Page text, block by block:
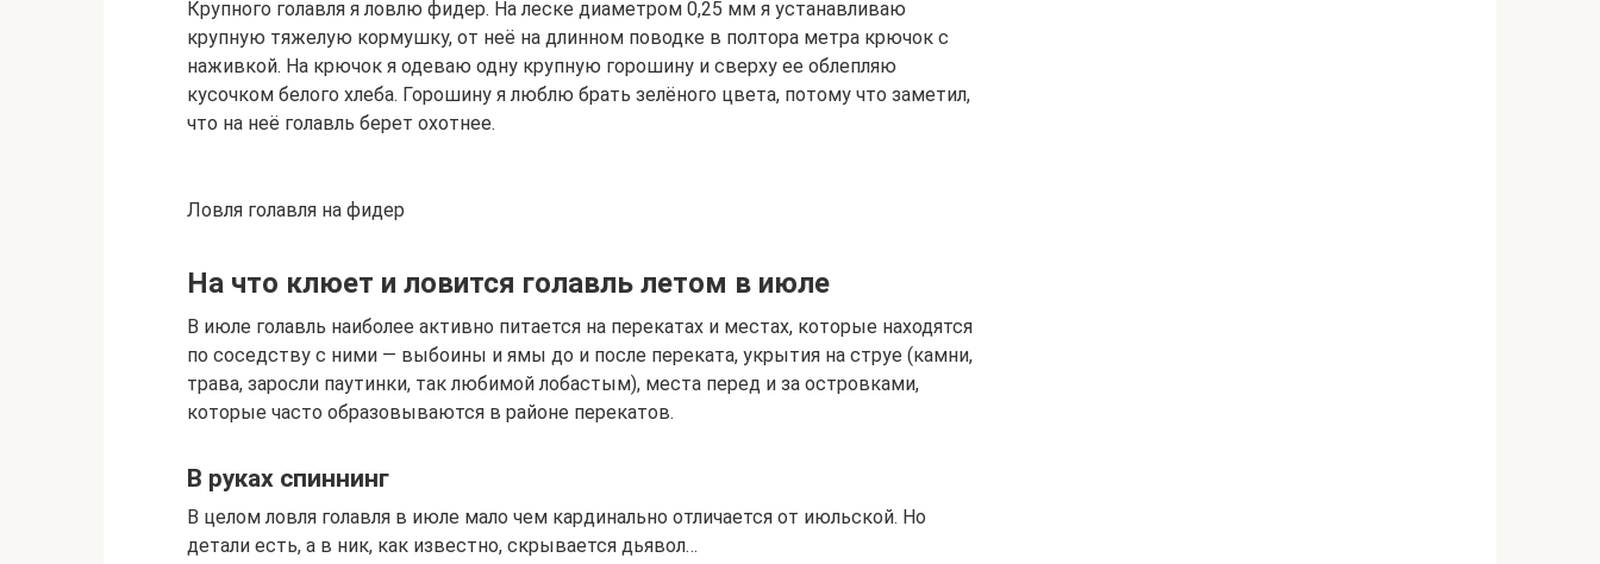
Крупного голавля я ловлю фидер. На леске диаметром 0,25 мм я устанавливаю
крупную тяжелую кормушку, от неё на длинном поводке в полтора метра крючок с
наживкой. На крючок я одеваю одну крупную горошину и сверху ее облепляю
кусочком белого хлеба. Горошину я люблю брать зелёного цвета, потому что заметил,
что на неё голавль берет охотнее.
Ловля голавля на фидер
На что клюет и ловится голавль летом в июле
В июле голавль наиболее активно питается на перекатах и местах, которые находятся
по соседству с ними — выбоины и ямы до и после переката, укрытия на струе (камни,
трава, заросли паутинки, так любимой лобастым), места перед и за островками,
которые часто образовываются в районе перекатов.
В руках спиннинг
В целом ловля голавля в июле мало чем кардинально отличается от июльской. Но
детали есть, а в ник, как известно, скрывается дьявол…